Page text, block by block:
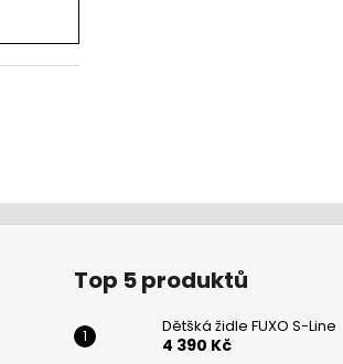
Top 5 produktů
Dětšká židle FUXO S-Line
4 390 Kč